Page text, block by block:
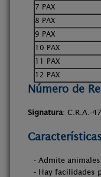
7 PAX
8 PAX
9 PAX
10 PAX
11 PAX
12 PAX
Número de
Signatura: C.R.A.-
- Admite
- Hay facilidades